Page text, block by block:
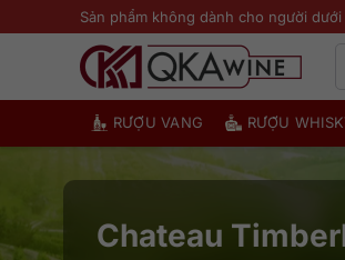
qua
Sản phẩm không dành cho người
RƯỢU VANG RƯỢU
Chateau